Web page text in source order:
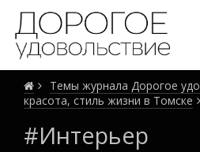
Темы журнала Дорогое
красота, стиль жизни в Томске
#Интерьер